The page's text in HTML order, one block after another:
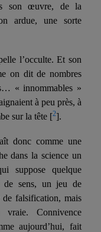
son œuvre, de la
ardue, une sorte
l’occulte. Et son
on dit de nombres
« innommables »
à peu près, à
sur la tête [2].
donc comme une
dans la science un
suppose quelque
de sens, un jeu de
falsification, mais
Connivence
aujourd’hui, fait